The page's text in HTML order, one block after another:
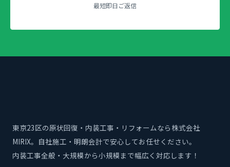
最短即日ご返信
東京23区の原状回復・内装工事・リフォームなら株式会社
MIRIX。自社施工・明朗会計で安心してお任せください。
内装工事全般・大規模から小規模まで幅広く対応します！